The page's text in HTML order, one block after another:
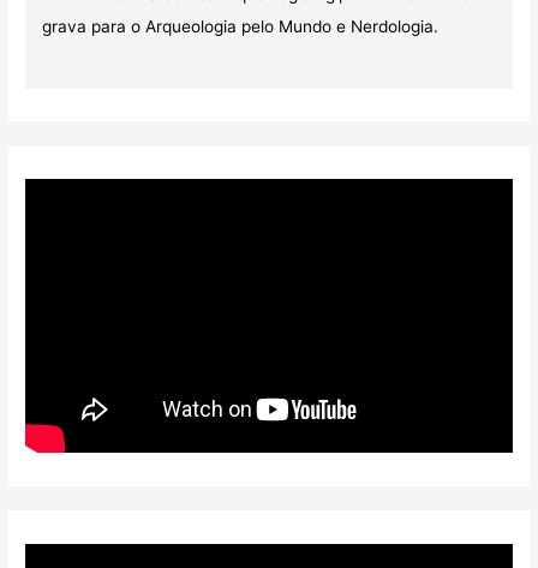
grava para o Arqueologia pelo Mundo e Nerdologia.